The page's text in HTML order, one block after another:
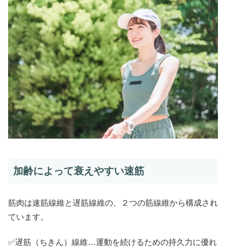
加齢によって衰えやすい速筋
筋肉は速筋線維と遅筋線維の、２つの筋線維から構成され
ています。
✅遅筋（ちきん）線維…運動を続けるための持久力に優れ